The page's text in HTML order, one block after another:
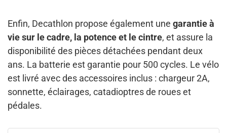
Enfin, Decathlon propose également une garantie à
vie sur le cadre, la potence et le cintre, et assure la
disponibilité des pièces détachées pendant deux
ans. La batterie est garantie pour 500 cycles. Le vélo
est livré avec des accessoires inclus : chargeur 2A,
sonnette, éclairages, catadioptres de roues et
pédales.